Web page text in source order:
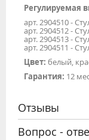
Регулируемая
арт. 2904510 -
арт. 2904512 -
арт. 2904513 -
арт. 2904511 -
Цвет: белый,
Гарантия: 12
Отзывы
Вопрос -